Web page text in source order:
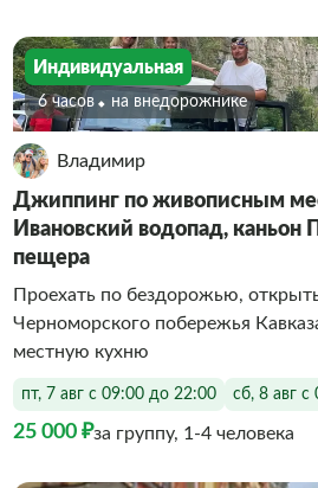
Индивидуальная
6 часов На внедорожнике
Владимир
Джиппинг по живописным
Ивановский водопад, каньон
пещера
Проехать по бездорожью,
Черноморского побережья
местную кухню
пт, 7 авг с 09:00 до 22:00 сб, 8 авг
25 000 ₽за группу, 1-4 человека